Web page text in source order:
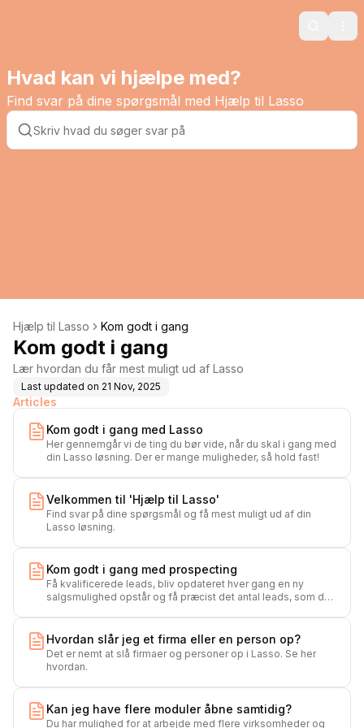
Search
Hvad kan vi hjælpe med?
Find svar på dine spørgsmål med Hjælp til Lasso
Hjælp til Lasso Kom godt i gang
Kom godt i gang
Lær hvordan du får mest muligt ud af Lasso
Last updated on 21 Nov, 2025
Articles
Kom godt i gang med Lasso
Her gennemgår vi de ting du bør vide, når du skal i gang med
din Lasso løsning. Der er mange muligheder, så hold fast!
Velkommen til 'Hjælp til Lasso'
Find svar på dine spørgsmål og få mest muligt ud af din
Lasso løsning.
Kom godt i gang med prospecting
Få kvalificerede leads, bliv opdateret hver gang en ny
salgsmulighed opstår og få præcist det antal leads, som du
Hvordan slår jeg et firma eller en person op?
Det er nemt at slå firmaer og personer op i Lasso. Se her
hvordan.
Kan jeg have flere moduler åbne samtidig?
Du har mulighed for at arbejde med flere virksomheder og